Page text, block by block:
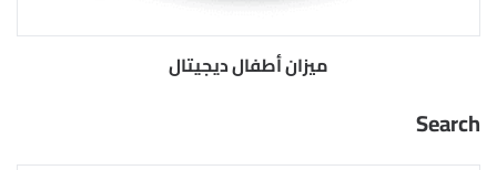
ميزان أطفال ديجيتال
Search